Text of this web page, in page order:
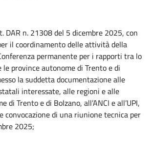
DAR n. 21308 del 5 dicembre 2025, con
il coordinamento delle attività della
permanente per i rapporti tra lo
province autonome di Trento e di
la suddetta documentazione alle
interessate, alle regioni e alle
di Trento e di Bolzano, all’ANCI e all’UPI,
convocazione di una riunione tecnica per
2025;